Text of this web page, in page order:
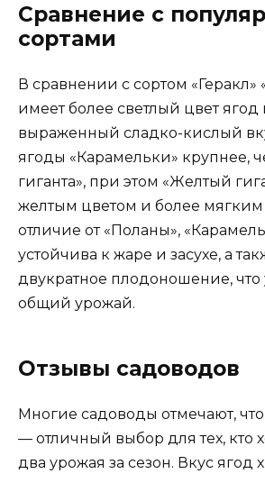
Сравнение с
сортами
В сравнении с сортом «Геракл»
имеет более светлый цвет ягод
выраженный сладко-кислый
ягоды «Карамельки» крупнее,
гиганта», при этом «Желтый
желтым цветом и более мягким
отличие от «Поланы»,
устойчива к жаре и засухе, а
двукратное плодоношение, что
общий урожай.
Отзывы садоводов
Многие садоводы отмечают,
— отличный выбор для тех, кто
два урожая за сезон. Вкус ягод